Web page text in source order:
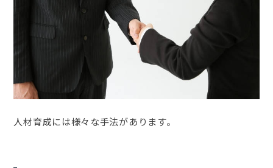
人材育成には様々な手法があります。